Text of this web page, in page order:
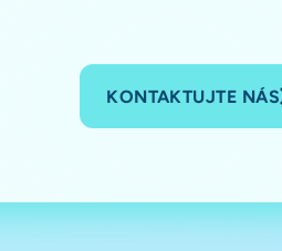
KONTAKTUJTE NÁS